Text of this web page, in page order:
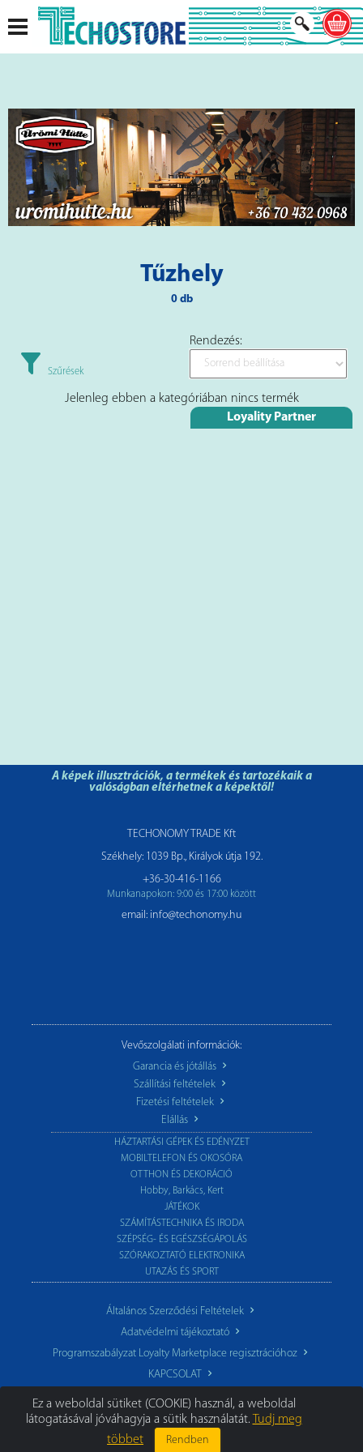
Tűzhely
0 db
Szűrések
Rendezés:
Jelenleg ebben a kategóriában nincs termék
Loyality Partner
A képek illusztrációk, a termékek és tartozékaik a
valóságban eltérhetnek a képektől!
TECHONOMY TRADE Kft
Székhely: 1039 Bp., Királyok útja 192.
+36-30-416-1166
Munkanapokon: 9:00 és 17:00 között
email: info@techonomy.hu
Vevőszolgálati információk:
Garancia és jótállás
Szállítási feltételek
Fizetési feltételek
Elállás
HÁZTARTÁSI GÉPEK ÉS EDÉNYZET
MOBILTELEFON ÉS OKOSÓRA
OTTHON ÉS DEKORÁCIÓ
Hobby, Barkács, Kert
JÁTÉKOK
SZÁMÍTÁSTECHNIKA ÉS IRODA
SZÉPSÉG- ÉS EGÉSZSÉGÁPOLÁS
SZÓRAKOZTATÓ ELEKTRONIKA
UTAZÁS ÉS SPORT
Általános Szerződési Feltételek
Adatvédelmi tájékoztató
Programszabályzat Loyalty Marketplace regisztrációhoz
KAPCSOLAT
© 2026 TechoStore.hu|Minden jog fenntartva.
Ez a weboldal sütiket (COOKIE) használ, a weboldal
látogatásával jóváhagyja a sütik használatát.
Tudj meg
többet
Rendben